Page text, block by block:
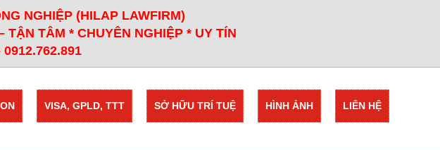
NGHIỆP (HILAP LAWFIRM)
TÂM * CHUYÊN NGHIỆP * UY TÍN
LIÊN HỆ
HÌNH ẢNH
SỞ HỮU TRÍ TUỆ
VISA, GPLD, TTT